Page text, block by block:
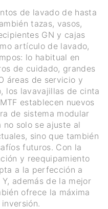
de lavado de hasta
tazas, vasos,
GN y cajas
artículo de lavado,
lo habitual en
de cuidado, grandes
áreas de servicio y
los lavavajillas de cinta
establecen nuevos
de sistema modular
solo se ajuste al
sino que también
futuros. Con la
y reequipamiento
a la perfección a
además de la mejor
ofrece la máxima